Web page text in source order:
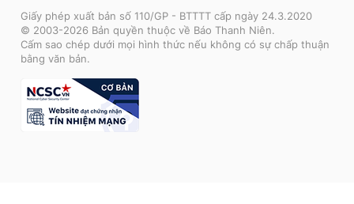
Giấy phép xuất bản số 110/GP - BTTTT cấp ngày 24.3.2020
© 2003-2026 Bản quyền thuộc về Báo Thanh Niên.
Cấm sao chép dưới mọi hình thức nếu không có sự chấp thuận
bằng văn bản.